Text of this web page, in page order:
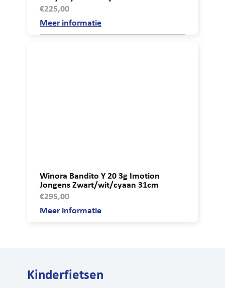
€225,00
Meer informatie
Winora Bandito Y 20 3g Imotion
Jongens Zwart/wit/cyaan 31cm
€295,00
Meer informatie
Kinderfietsen